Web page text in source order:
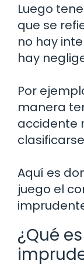
Luego
que se
no hay
hay
Por
manera
accidente
Aquí es
juego el
¿Qué